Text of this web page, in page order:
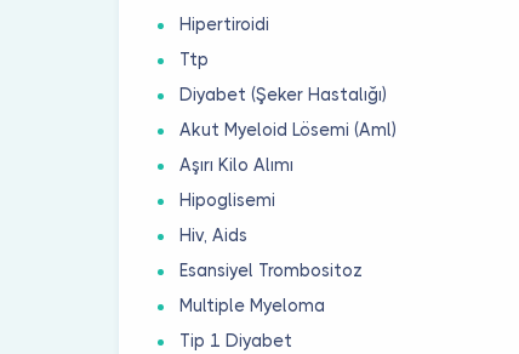
Hipertiroidi
Ttp
Diyabet (Şeker Hastalığı)
Akut Myeloid Lösemi (Aml)
Aşırı Kilo Alımı
Hipoglisemi
Hiv, Aids
Esansiyel Trombositoz
Multiple Myeloma
Tip 1 Diyabet